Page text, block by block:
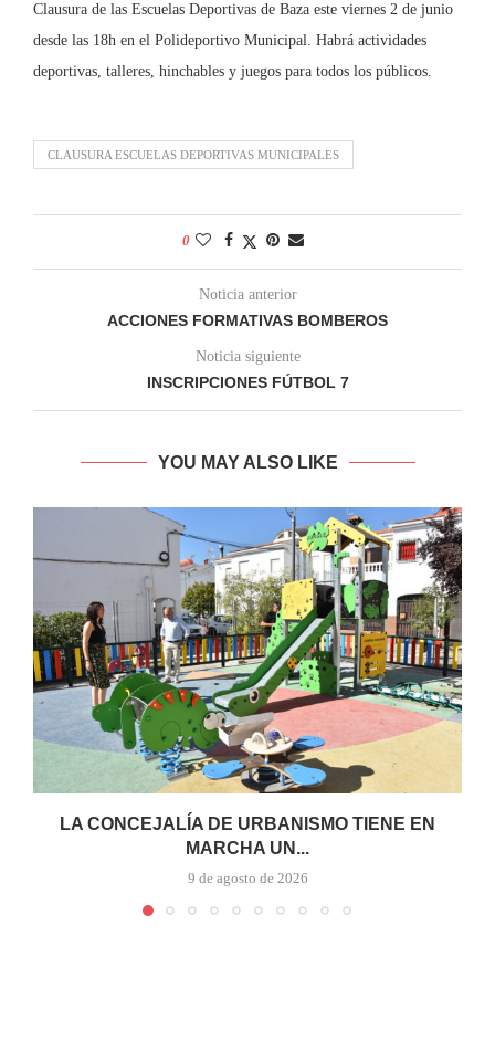
Clausura de las Escuelas Deportivas de Baza este viernes 2 de junio
desde las 18h en el Polideportivo Municipal. Habrá actividades
deportivas, talleres, hinchables y juegos para todos los públicos.
CLAUSURA ESCUELAS DEPORTIVAS MUNICIPALES
0
Noticia anterior
ACCIONES FORMATIVAS BOMBEROS
Noticia siguiente
INSCRIPCIONES FÚTBOL 7
YOU MAY ALSO LIKE
LA CONCEJALÍA DE URBANISMO TIENE EN
MARCHA UN...
9 de agosto de 2026